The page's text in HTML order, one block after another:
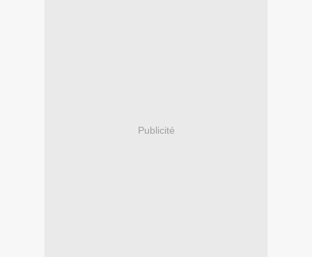
Publicité